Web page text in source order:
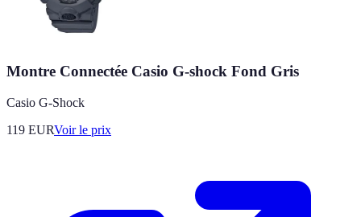
Montre Connectée Casio G-shock Fond Gris
Casio G-Shock
119 EURVoir le prix